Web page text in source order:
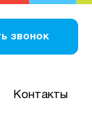
звонок
Контакты